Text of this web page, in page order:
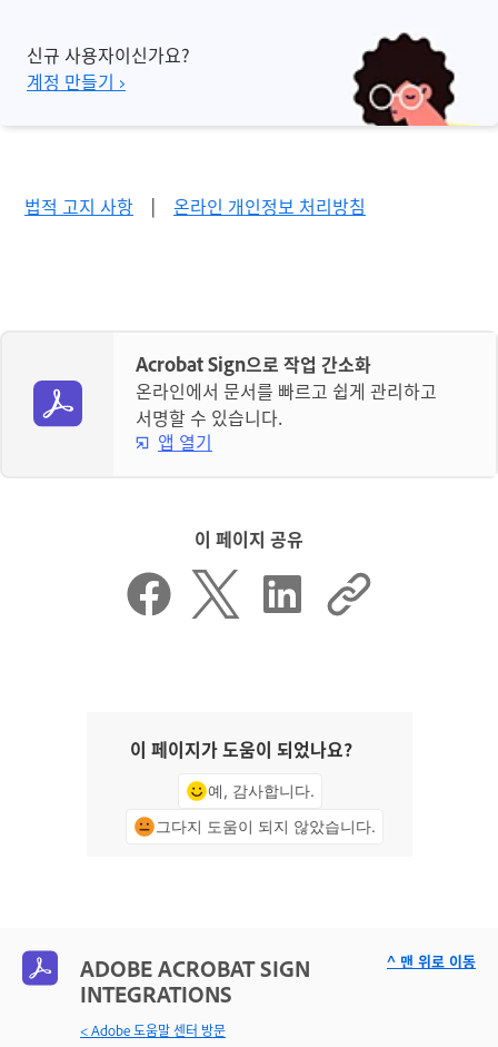
신규 사용자이신가요?
계정 만들기 ›
법적 고지 사항 | 온라인 개인정보 처리방침
Acrobat Sign으로 작업 간소화
온라인에서 문서를 빠르고 쉽게 관리하고
서명할 수 있습니다.
앱 열기
이 페이지 공유
이 페이지가 도움이 되었나요?
예, 감사합니다.
그다지 도움이 되지 않았습니다.
ADOBE ACROBAT SIGN
INTEGRATIONS
< Adobe 도움말 센터 방문
^ 맨 위로 이동